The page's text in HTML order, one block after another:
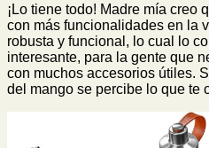
¡Lo tiene todo! Madre mía creo
con más funcionalidades en la
robusta y funcional, lo cual lo
interesante, para la gente que
con muchos accesorios útiles.
del mango se percibe lo que te